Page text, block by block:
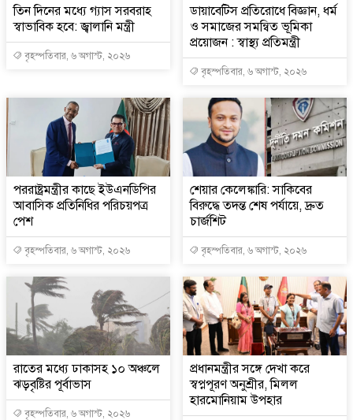
তিন দিনের মধ্যে গ্যাস সরবরাহ
স্বাভাবিক হবে: জ্বালানি মন্ত্রী
বৃহস্পতিবার, ৬ অগাস্ট, ২০২৬
ডায়াবেটিস প্রতিরোধে বিজ্ঞান, ধর্ম
ও সমাজের সমন্বিত ভূমিকা
প্রয়োজন : স্বাস্থ্য প্রতিমন্ত্রী
বৃহস্পতিবার, ৬ অগাস্ট, ২০২৬
পররাষ্ট্রমন্ত্রীর কা‌ছে ইউএনডিপির
আবাসিক প্রতিনিধির পরিচয়পত্র
পেশ
বৃহস্পতিবার, ৬ অগাস্ট, ২০২৬
শেয়ার কেলেঙ্কারি: সাকিবের
বিরুদ্ধে তদন্ত শেষ পর্যায়ে, দ্রুত
চার্জশিট
বৃহস্পতিবার, ৬ অগাস্ট, ২০২৬
রাতের মধ্যে ঢাকাসহ ১০ অঞ্চলে
ঝড়বৃষ্টির পূর্বাভাস
বৃহস্পতিবার, ৬ অগাস্ট, ২০২৬
প্রধানমন্ত্রীর সঙ্গে দেখা করে
স্বপ্নপূরণ অনুশ্রীর, মিলল
হারমোনিয়াম উপহার